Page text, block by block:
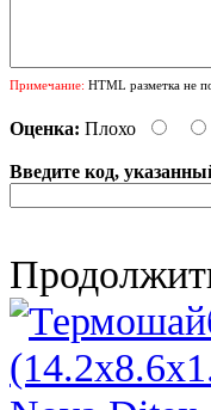
Примечание: HTML разметка не
Оценка: Плохо
Введите код,